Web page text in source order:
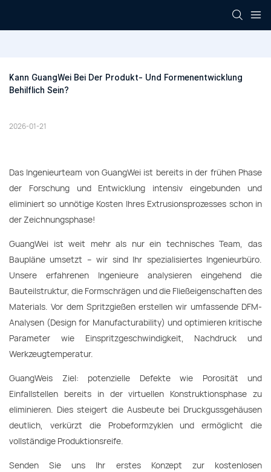
Kann GuangWei Bei Der Produkt- Und Formenentwicklung
Behilflich Sein?
2026-01-21
Das Ingenieurteam von GuangWei ist bereits in der frühen Phase
der Forschung und Entwicklung intensiv eingebunden und
eliminiert so unnötige Kosten Ihres Extrusionsprozesses schon in
der Zeichnungsphase!
GuangWei ist weit mehr als nur ein technisches Team, das
Baupläne umsetzt – wir sind Ihr spezialisiertes Ingenieurbüro.
Unsere erfahrenen Ingenieure analysieren eingehend die
Bauteilstruktur, die Formschrägen und die Fließeigenschaften des
Materials. Vor dem Spritzgießen erstellen wir umfassende DFM-
Analysen (Design for Manufacturability) und optimieren kritische
Parameter wie Einspritzgeschwindigkeit, Nachdruck und
Werkzeugtemperatur.
GuangWeis Ziel: potenzielle Defekte wie Porosität und
Einfallstellen bereits in der virtuellen Konstruktionsphase zu
eliminieren. Dies steigert die Ausbeute bei Druckgussgehäusen
deutlich, verkürzt die Probeformzyklen und ermöglicht die
vollständige Produktionsreife.
Senden Sie uns Ihr erstes Konzept zur kostenlosen